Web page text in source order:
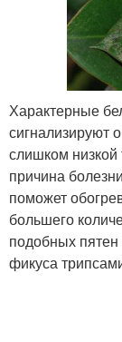
Характерные
сигнализируют
слишком
причина
поможет
большего
подобных
фикуса